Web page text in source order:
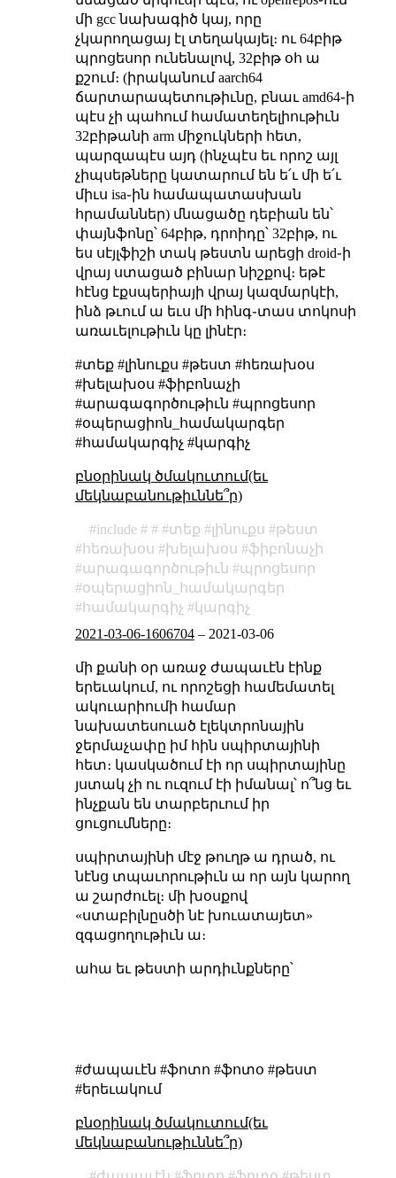
մի gcc նախագիծ կայ, որը
չկարողացայ էլ տեղակայել։ ու 64բիթ
պրոցեսոր ունենալով, 32բիթ օհ ա
քշում։ (իրականում aarch64
ճարտարապետութիւնը, բնաւ amd64֊ի
պէս չի պահում համատեղելիութիւն
32բիթանի arm միջուկների հետ,
պարզապէս այդ (ինչպէս եւ որոշ այլ
չիպսեթները կատարում են ե՛ւ մի ե՛ւ
միւս isa֊ին համապատասխան
հրամաններ) մնացածը դեբիան են՝
փայնֆոնը՝ 64բիթ, դրոիդը՝ 32բիթ, ու
ես սէյլֆիշի տակ թեստն արեցի droid֊ի
վրայ ստացած բինար նիշքով։ եթէ
հէնց էքսպերիայի վրայ կազմարկէի,
ինձ թւում ա եւս մի հինգ֊տաս տոկոսի
առաւելութիւն կը լինէր։
#տեք #լինուքս #թեստ #հեռախօս
#խելախօս #ֆիբոնաչի
#արագագործութիւն #պրոցեսոր
#օպերացիոն_համակարգեր
#համակարգիչ #կարգիչ
բնօրինակ ծմակուտում(եւ
մեկնաբանութիւննե՞ր)
include տեք լինուքս
թեստ
հեռախօս
խելախօս
ֆիբոնաչի
արագագործութիւն
պրոցեսոր
օպերացիոն_համակարգեր
համակարգիչ
կարգիչ
2021-03-06-1606704– 2021-03-06
մի քանի օր առաջ ժապաւէն էինք
երեւակում, ու որոշեցի համեմատել
ակուարիումի համար
նախատեսուած էլեկտրոնային
ջերմաչափը իմ հին սպիրտայինի
հետ։ կասկածում էի որ սպիրտայինը
յստակ չի ու ուզում էի իմանալ՝ ո՞նց եւ
ինչքան են տարբերւում իր
ցուցումները։
սպիրտայինի մէջ թուղթ ա դրած, ու
նէնց տպաւորութիւն ա որ այն կարող
ա շարժուել։ մի խօսքով
«ստաբիլնըսծի նէ խուատայետ»
զգացողութիւն ա։
ահա եւ թեստի արդիւնքները՝
#ժապաւէն #ֆոտո #ֆոտօ #թեստ
#երեւակում
բնօրինակ ծմակուտում(եւ
մեկնաբանութիւննե՞ր)